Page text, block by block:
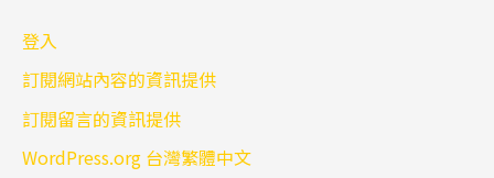
登入
訂閱網站內容的資訊提供
訂閱留言的資訊提供
WordPress.org 台灣繁體中文